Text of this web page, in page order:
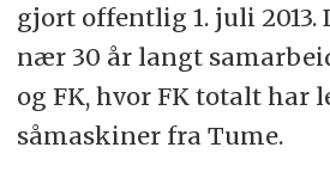
gjort offentlig 1. juli 2013.
nær 30 år langt
og FK, hvor FK totalt har
såmaskiner fra Tume.